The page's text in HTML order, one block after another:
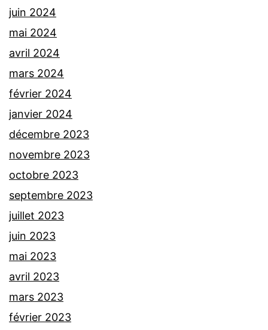
juin 2024
mai 2024
avril 2024
mars 2024
février 2024
janvier 2024
décembre 2023
novembre 2023
octobre 2023
septembre 2023
juillet 2023
juin 2023
mai 2023
avril 2023
mars 2023
février 2023